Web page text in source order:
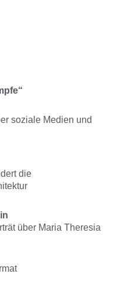
soziale Medien und
die
über Maria Theresia